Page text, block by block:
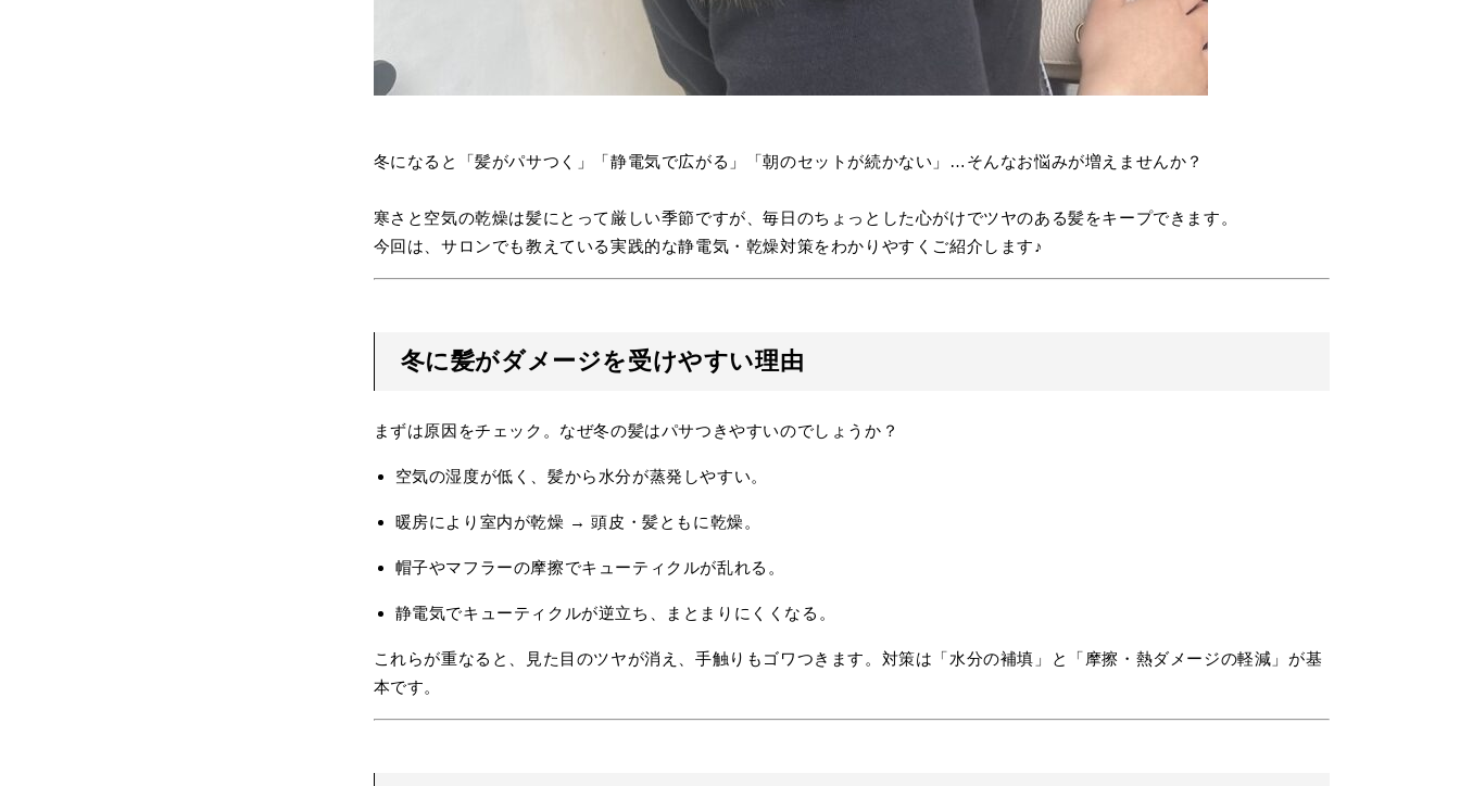
冬になると「髪がパサつく」「静電気で広がる」「朝のセットが続かない」…そんなお悩みが増えませんか？
寒さと空気の乾燥は髪にとって厳しい季節ですが、毎日のちょっとした心がけでツヤのある髪をキープできます。
今回は、サロンでも教えている実践的な静電気・乾燥対策をわかりやすくご紹介します♪
冬に髪がダメージを受けやすい理由
まずは原因をチェック。なぜ冬の髪はパサつきやすいのでしょうか？
空気の湿度が低く、髪から水分が蒸発しやすい。
暖房により室内が乾燥 → 頭皮・髪ともに乾燥。
帽子やマフラーの摩擦でキューティクルが乱れる。
静電気でキューティクルが逆立ち、まとまりにくくなる。
これらが重なると、見た目のツヤが消え、手触りもゴワつきます。対策は「水分の補填」と「摩擦・熱ダメージの軽減」が基
本です。